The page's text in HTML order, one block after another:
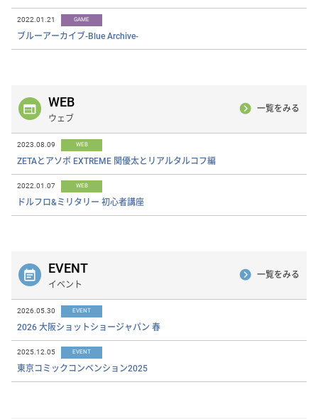
2022.01.21 GAME
ブルーアーカイブ-Blue Archive-
WEB
ウェブ
一覧をみる
2023.08.09 WEB
ZETAとアソボ EXTREME 関優太とリアルタルコフ編
2022.01.07 WEB
ドルフロ&ミリタリー 初心者講座
EVENT
イベント
一覧をみる
2026.05.30 EVENT
2026 大阪ショットショージャパン 春
2025.12.05 EVENT
東京コミックコンベンション2025